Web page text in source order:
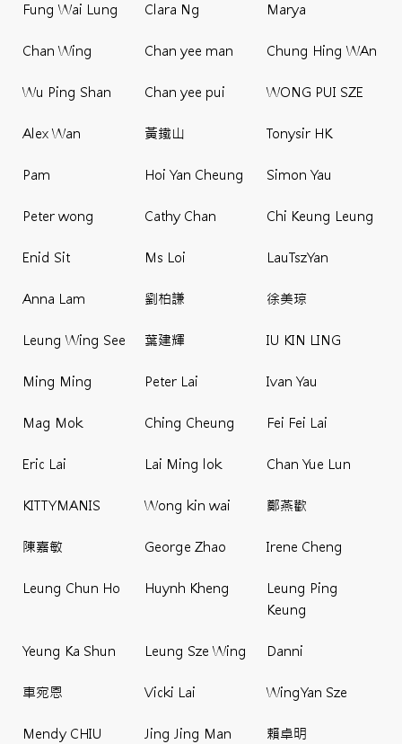
Fung Wai Lung Clara Ng Marya
Chan Wing Chan yee man Chung Hing WAn
Wu Ping Shan Chan yee pui WONG PUI SZE
Alex Wan 黃鐵山 Tonysir HK
Pam Hoi Yan Cheung Simon Yau
Peter wong Cathy Chan Chi Keung Leung
Enid Sit Ms Loi LauTszYan
Anna Lam 劉柏謙 徐美琼
Leung Wing See 葉建輝 IU KIN LING
Ming Ming Peter Lai Ivan Yau
Mag Mok Ching Cheung Fei Fei Lai
Eric Lai Lai Ming lok Chan Yue Lun
KITTYMANIS Wong kin wai 鄭燕歡
陳嘉敏 George Zhao Irene Cheng
Leung Chun Ho Huynh Kheng
Leung Ping
Keung
Yeung Ka Shun Leung Sze Wing Danni
車宛恩 Vicki Lai WingYan Sze
Mendy CHIU Jing Jing Man 賴卓明